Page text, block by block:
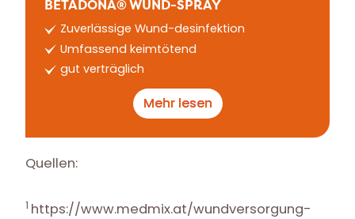
BETADONA® WUND-SPRAY
Zuverlässige Wund-desinfektion
Umfassend keimtötend
gut verträglich
Mehr lesen
Quellen:
1 https://www.medmix.at/wundversorgung-